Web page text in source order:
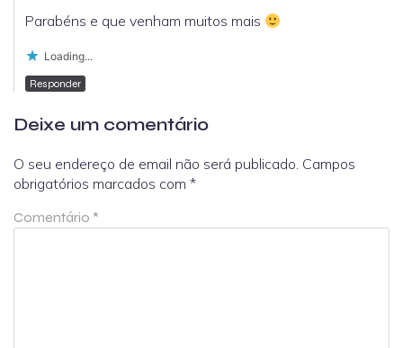
Parabéns e que venham muitos mais
Loading...
Responder
Deixe um comentário
O seu endereço de email não será publicado. Campos
obrigatórios marcados com *
Comentário *